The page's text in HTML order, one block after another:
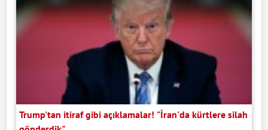
Trump'tan itiraf gibi açıklamalar! "İran'da kürtlere silah